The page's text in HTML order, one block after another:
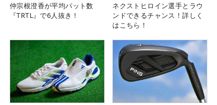
仲宗根澄香が平均パット数
『TRTL』で6人抜き！
ネクストヒロイン選手とラウ
ンドできるチャンス！詳しく
はこちら！